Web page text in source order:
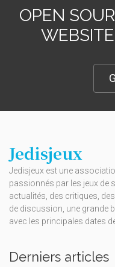
OPEN
Jedisjeux
Jedisjeux est une
passionnés par les jeux de
actualités, des critiques,
de discussion, une grande
avec les principales dates
Derniers articles